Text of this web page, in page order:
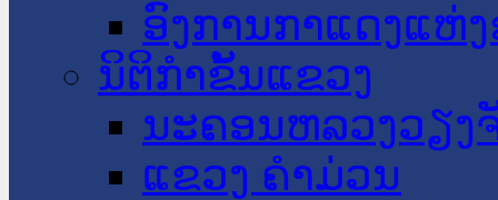
ອົງການກາແດງແຫ່
ນິຕິກໍາຂັ້ນແຂວງ
ນະ​ຄອນ​ຫລວງວຽງ
ແຂວງ ຄໍາມ່ວນ